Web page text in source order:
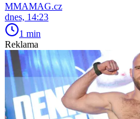
MMAMAG.cz
dnes, 14:23
1 min
Reklama